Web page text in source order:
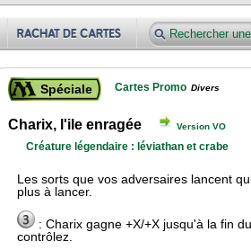
Spéciale Cartes Promo Divers
Charix, l'ile enragée Version VO
Créature légendaire : léviathan et crabe
Les sorts que vos adversaires lancent
plus à lancer.
: Charix gagne +X/+X jusqu'à la fin
contrôlez.